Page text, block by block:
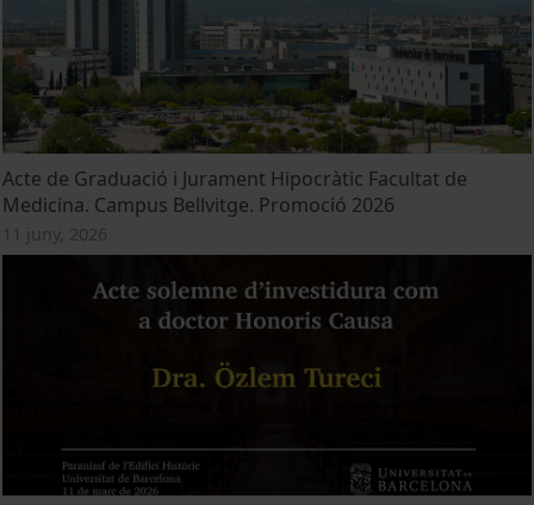
Acte de Graduació i Jurament Hipocràtic Facultat de
Medicina. Campus Bellvitge. Promoció 2026
11 juny, 2026